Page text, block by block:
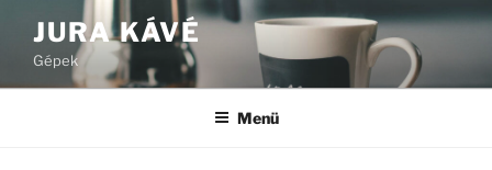
Tartalomhoz
JURA KÁVÉ
Gépek
Menü